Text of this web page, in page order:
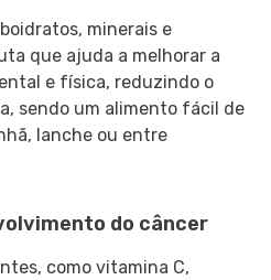
minerais e
que ajuda a melhorar a
e física, reduzindo o
sendo um alimento fácil de
lanche ou entre
do câncer
como vitamina C,